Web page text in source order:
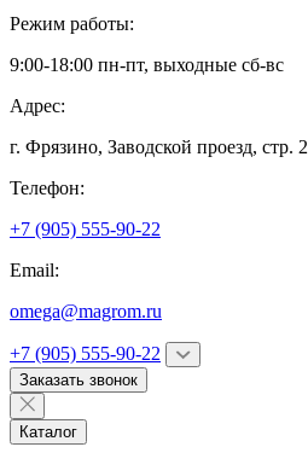
Режим работы:
9:00-18:00 пн-пт, выходные сб-вс
Адрес:
г. Фрязино, Заводской проезд, стр. 2
Телефон:
+7 (905) 555-90-22
Email:
omega@magrom.ru
+7 (905) 555-90-22
Заказать звонок
Каталог